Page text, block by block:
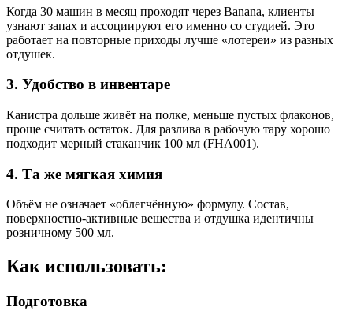
Когда 30 машин в месяц проходят через Banana, клиенты
узнают запах и ассоциируют его именно со студией. Это
работает на повторные приходы лучше «лотереи» из разных
отдушек.
3. Удобство в инвентаре
Канистра дольше живёт на полке, меньше пустых флаконов,
проще считать остаток. Для разлива в рабочую тару хорошо
подходит мерный стаканчик 100 мл (FHA001).
4. Та же мягкая химия
Объём не означает «облегчённую» формулу. Состав,
поверхностно-активные вещества и отдушка идентичны
розничному 500 мл.
Как использовать:
Подготовка